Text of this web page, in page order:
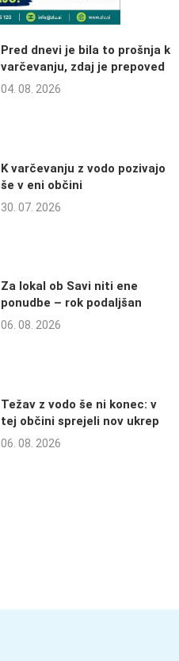
Pred dnevi je bila to prošnja k
varčevanju, zdaj je prepoved
04. 08. 2026
K varčevanju z vodo pozivajo
še v eni občini
30. 07. 2026
Za lokal ob Savi niti ene
ponudbe – rok podaljšan
06. 08. 2026
Težav z vodo še ni konec: v
tej občini sprejeli nov ukrep
06. 08. 2026